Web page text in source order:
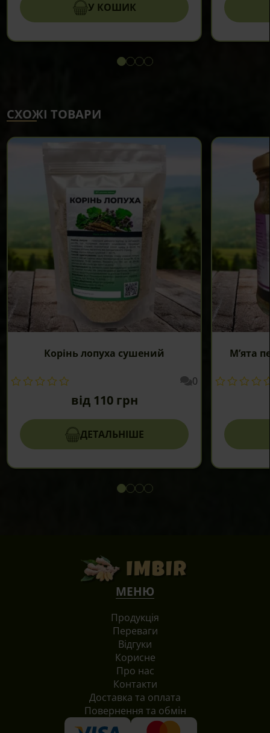
У КОШИК
СХОЖІ ТОВАРИ
Корінь лопуха сушений
0
від 110 грн
ДЕТАЛЬНІШЕ
Цей
М’ята
МЕНЮ
Продукція
Переваги
Відгуки
Корисне
Про нас
Контакти
Доставка та оплата
Повернення та обмін